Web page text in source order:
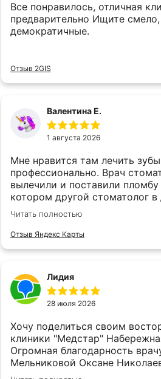
Все понравилось, отличная
предварительно Ищите
демократичные.
Отзыв 2GIS
Валентина Е.
1 августа 2026
Мне нравится там лечить
профессионально. Врач
вылечили и поставили
котором другой стоматолог в
лет назад крест поставил,и
Сыну там же зубы лечим,и
детский стоматолог всё
Читать полностью
Отзыв Яндекс Карты
Лидия
28 июля 2026
Хочу поделиться своим
клиники "Медстар"
Огромная благодарность
Мельниковой Оксане
внимательная, тактичная,